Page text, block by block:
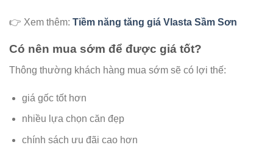
👉 Xem thêm: Tiềm năng tăng giá Vlasta Sầm Sơn
Có nên mua sớm để được giá tốt?
Thông thường khách hàng mua sớm sẽ có lợi thế:
giá gốc tốt hơn
nhiều lựa chọn căn đẹp
chính sách ưu đãi cao hơn